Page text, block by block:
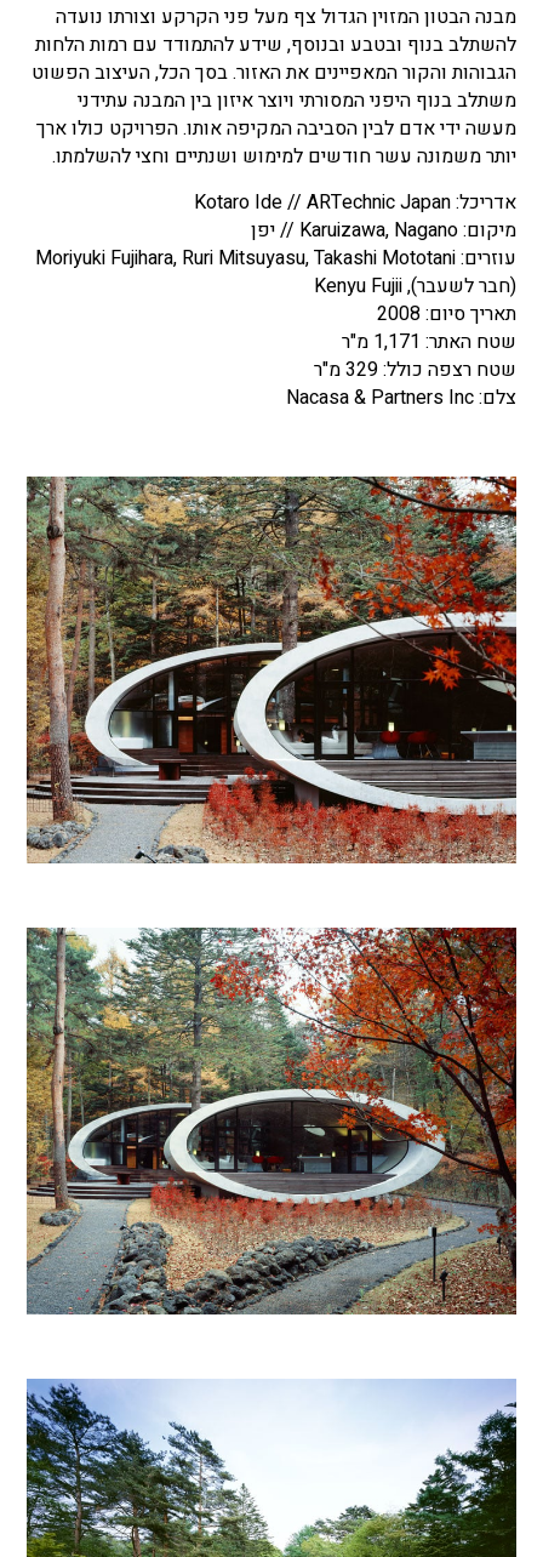
מבנה הבטון המזוין הגדול צף מעל פני הקרקע וצורתו נועדה
להשתלב בנוף ובטבע ובנוסף, שידע להתמודד עם רמות הלחות
הגבוהות והקור המאפיינים את האזור. בסך הכל, העיצוב הפשוט
משתלב בנוף היפני המסורתי ויוצר איזון בין המבנה עתידני
מעשה ידי אדם לבין הסביבה המקיפה אותו. הפרויקט כולו ארך
יותר משמונה עשר חודשים למימוש ושנתיים וחצי להשלמתו.
אדריכל: Kotaro Ide // ARTechnic Japan
מיקום: Karuizawa, Nagano // יפן
עוזרים: Moriyuki Fujihara, Ruri Mitsuyasu, Takashi Mototani
(חבר לשעבר), Kenyu Fujii
תאריך סיום: 2008
שטח האתר: 1,171 מ"ר
שטח רצפה כולל: 329 מ"ר
צלם: Nacasa & Partners Inc